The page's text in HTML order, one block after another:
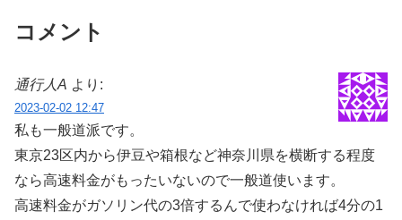
コメント
通行人A より:
2023-02-02 12:47
私も一般道派です。
東京23区内から伊豆や箱根など神奈川県を横断する程度
なら高速料金がもったいないので一般道使います。
高速料金がガソリン代の3倍するんで使わなければ4分の1